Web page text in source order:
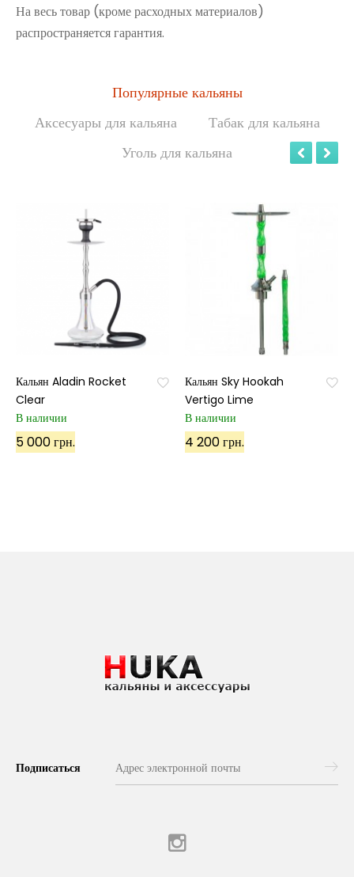
На весь товар (кроме расходных материалов)
распространяется гарантия.
Популярные кальяны
Аксесуары для кальяна
Табак для кальяна
Уголь для кальяна
Кальян Aladin Rocket
Clear
В наличии
5 000 грн.
Кальян Sky Hookah
Vertigo Lime
В наличии
4 200 грн.
Подписаться